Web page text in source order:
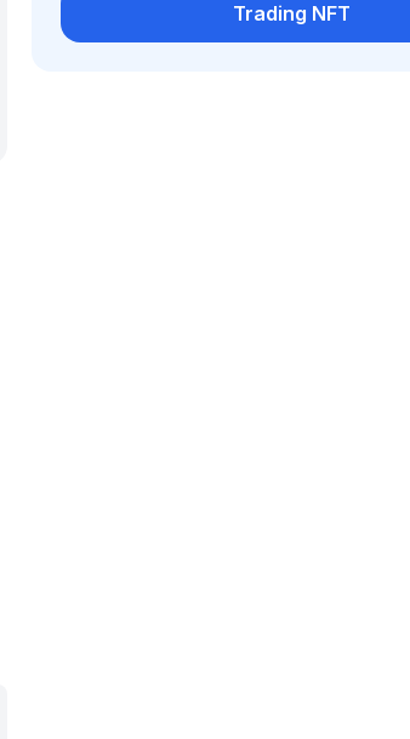
Trading NFT